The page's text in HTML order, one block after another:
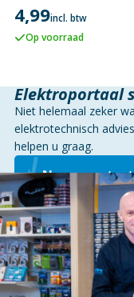
4,99incl. btw
Op voorraad
Elektroportaal
Niet helemaal zeker
elektrotechnisch
helpen u graag.
Neem